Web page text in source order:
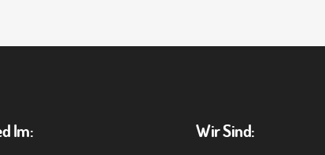
Im: Wir Sind: